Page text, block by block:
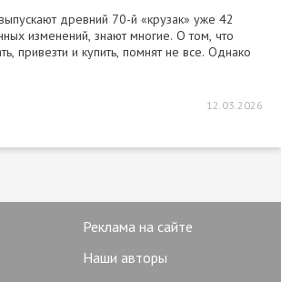
древний 70-й «крузак» уже 42
изменений, знают многие. О том, что
привезти и купить, помнят не все. Однако
12.03.2026
Реклама на сайте
Наши авторы